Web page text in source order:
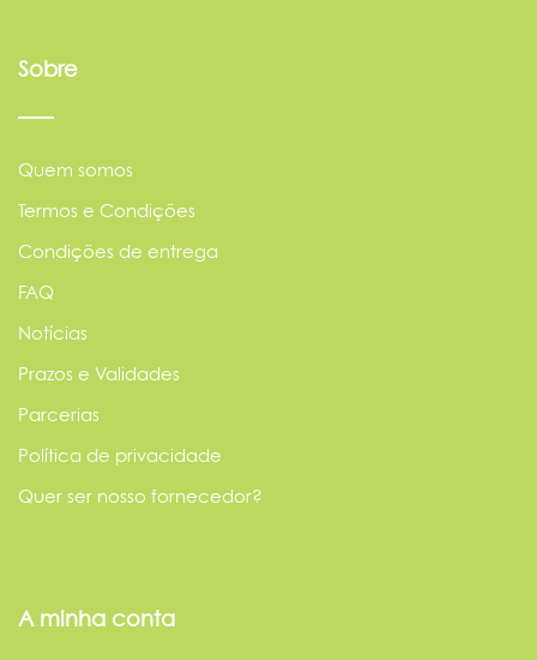
Sobre
Quem somos
Termos e Condições
Condições de entrega
FAQ
Notícias
Prazos e Validades
Parcerias
Política de privacidade
Quer ser nosso fornecedor?
A minha conta